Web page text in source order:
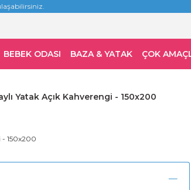
BEBEK ODASI BAZA & YATAK ÇOK
Yatak Açık Kahverengi - 150x200